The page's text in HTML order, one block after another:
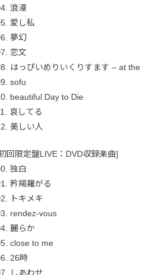
浪漫
愛し私
夢幻
恋文
はっぴいめりいくりすます – at
sofu
beautiful Day to Die
哀してる
美しい人
回限定盤LIVE：DVD収録楽曲]
独白
矜羯羅がる
トキメキ
rendez-vous
麗らか
close to me
26時
しあわせ